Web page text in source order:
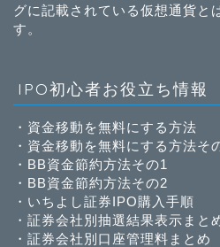
グに記載されている仮想通貨と
す。
IPO初心者お役立ち情報
・ 資金移動を無料にする方法
・ 資金移動を無料にする方法そ
・ BB資金節約方法その1
・ BB資金節約方法その2
・ いちよし証券IPO購入手順
・ 証券会社別抽選結果表示まと
・ 証券会社別口座管理料まとめ